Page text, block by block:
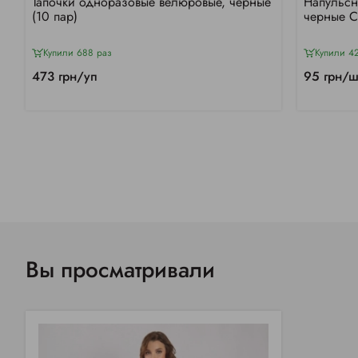
(10 пар)
Купили 688 раз
473 грн/уп
черные
Купили
95 грн/
Вы просматривали